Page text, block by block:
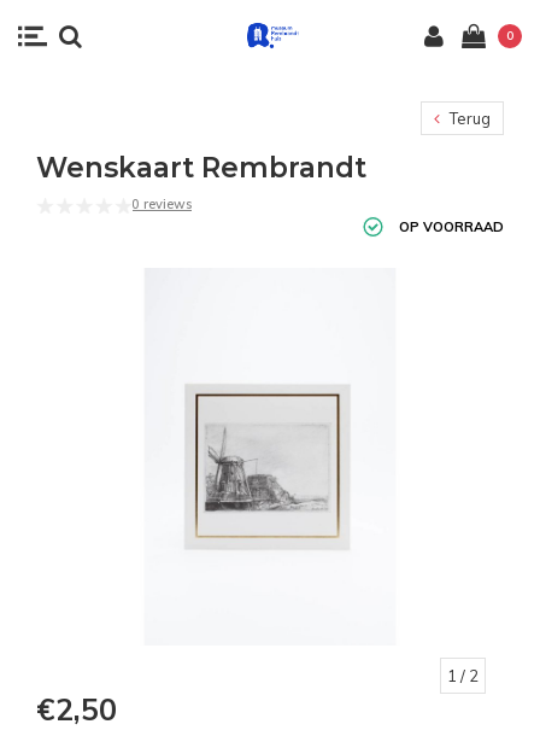
0
Terug
Wenskaart Rembrandt
0 reviews
OP VOORRAAD
1 / 2
€2,50